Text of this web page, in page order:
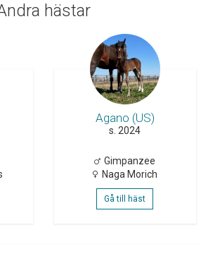
hästar
Agano (US)
s. 2024
Gimpanzee
Naga Morich
Gå till häst